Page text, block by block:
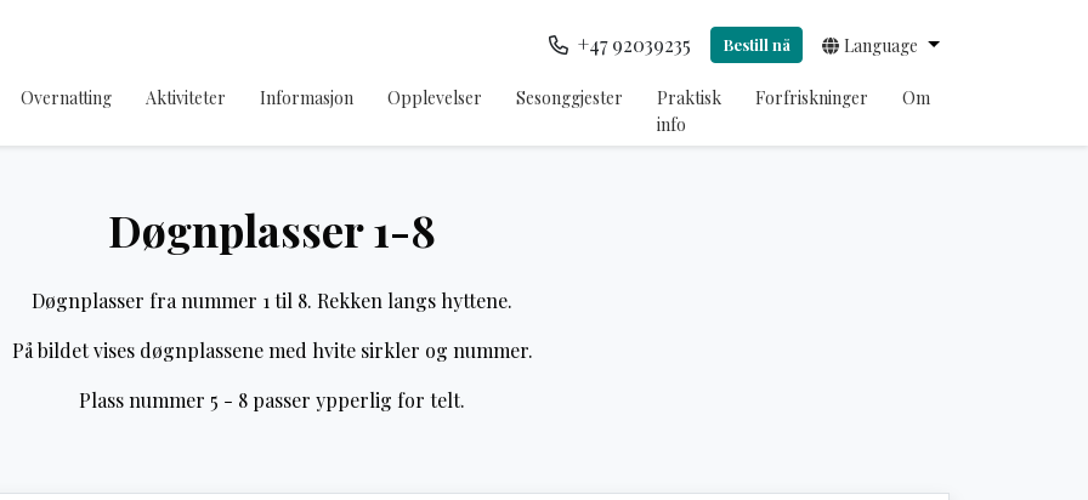
+47 92039235 Bestill nå Language
Overnatting Aktiviteter Informasjon Opplevelser Sesonggjester
Praktisk
info
Forfriskninger Om
Døgnplasser 1-8
Døgnplasser fra nummer 1 til 8. Rekken langs hyttene.
På bildet vises døgnplassene med hvite sirkler og nummer.
Plass nummer 5 - 8 passer ypperlig for telt.